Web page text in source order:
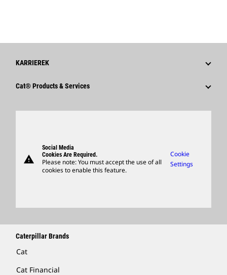
KARRIEREK
Miért Érdemes A Caterpillart Választani?
Cat® Products & Services
Merchandise
warning
Social Media
Cookies Are Required.
Please note: You must accept the use of all
cookies to enable this feature.
Cookie
Settings
Caterpillar Brands
Cat
Cat Financial